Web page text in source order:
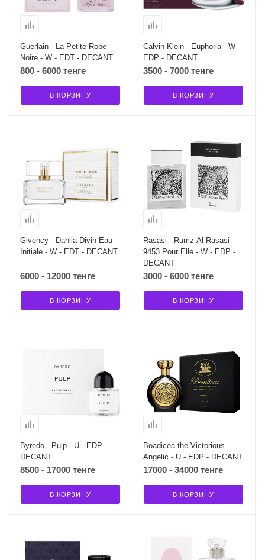
Guerlain - La Petite Robe
Noire - W - EDT - DECANT
800 - 6000 тенге
В КОРЗИНУ
Calvin Klein - Euphoria - W -
EDP - DECANT
3500 - 7000 тенге
В КОРЗИНУ
Givency - Dahlia Divin Eau
Initiale - W - EDT - DECANT
6000 - 12000 тенге
В КОРЗИНУ
Rasasi - Rumz Al Rasasi
9453 Pour Elle - W - EDP -
DECANT
3000 - 6000 тенге
В КОРЗИНУ
Byredo - Pulp - U - EDP -
DECANT
8500 - 17000 тенге
В КОРЗИНУ
Boadicea the Victorious -
Angelic - U - EDP - DECANT
17000 - 34000 тенге
В КОРЗИНУ